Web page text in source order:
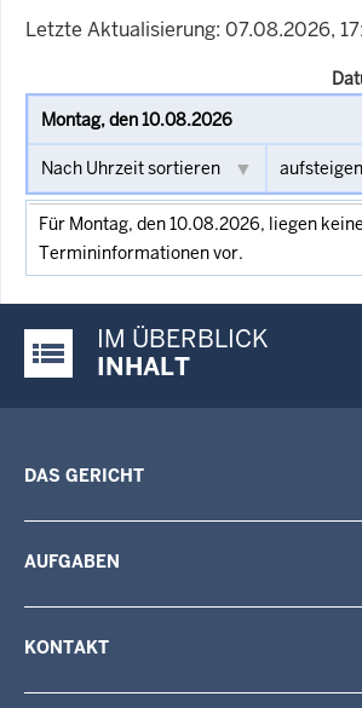
Letzte Aktualisierung: 07.08.2026,
Für Montag, den 10.08.2026, liegen keine
Termininformationen vor.
Justiz-Portal im Überblick:
IM ÜBERBLICK
INHALT
DAS GERICHT
AUFGABEN
KONTAKT